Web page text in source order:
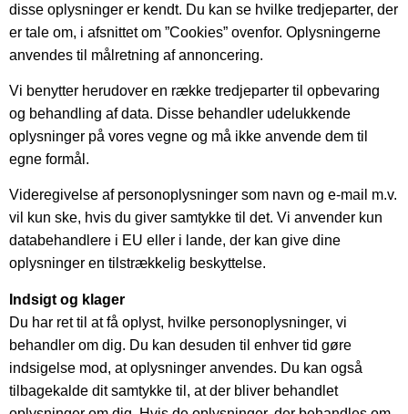
disse oplysninger er kendt. Du kan se hvilke tredjeparter, der
er tale om, i afsnittet om ”Cookies” ovenfor. Oplysningerne
anvendes til målretning af annoncering.
Vi benytter herudover en række tredjeparter til opbevaring
og behandling af data. Disse behandler udelukkende
oplysninger på vores vegne og må ikke anvende dem til
egne formål.
Videregivelse af personoplysninger som navn og e-mail m.v.
vil kun ske, hvis du giver samtykke til det. Vi anvender kun
databehandlere i EU eller i lande, der kan give dine
oplysninger en tilstrækkelig beskyttelse.
Indsigt og klager
Du har ret til at få oplyst, hvilke personoplysninger, vi
behandler om dig. Du kan desuden til enhver tid gøre
indsigelse mod, at oplysninger anvendes. Du kan også
tilbagekalde dit samtykke til, at der bliver behandlet